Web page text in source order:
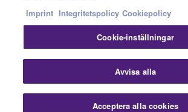
Kontakta ossVillkorIntegritetspolicy
Imprint Integritetspolicy Cookiepolicy
Cookie-inställningar
Avvisa alla
Acceptera alla cookies